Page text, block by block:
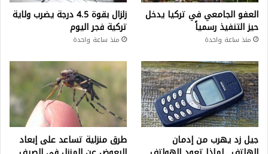
العفو الجامعي في تركيا يدخل
حيز التنفيذ رسمياً
منذ ساعة واحدة
زلزال بقوة 4.5 درجة يضرب ولاية
تركية فجر اليوم
منذ ساعة واحدة
جيل زد يهرب من إدمان طرق منزلية تساعد على إبعاد